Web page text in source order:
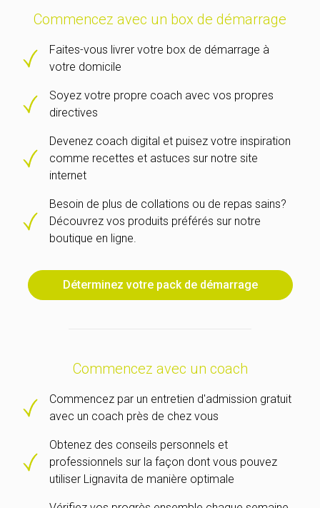
Commencez avec un box de démarrage
Faites-vous livrer votre box de démarrage à
votre domicile
Soyez votre propre coach avec vos propres
directives
Devenez coach digital et puisez votre inspiration
comme recettes et astuces sur notre site
internet
Besoin de plus de collations ou de repas sains?
Découvrez vos produits préférés sur notre
boutique en ligne.
Déterminez votre pack de démarrage
Commencez avec un coach
Commencez par un entretien d'admission gratuit
avec un coach près de chez vous
Obtenez des conseils personnels et
professionnels sur la façon dont vous pouvez
utiliser Lignavita de manière optimale